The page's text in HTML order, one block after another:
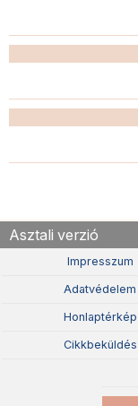
Asztali verzió
Impresszum
Adatvédelem
Honlaptérkép
Cikkbeküldés